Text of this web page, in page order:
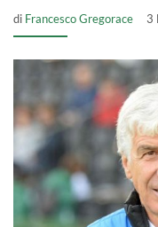
di Francesco Gregorace 3